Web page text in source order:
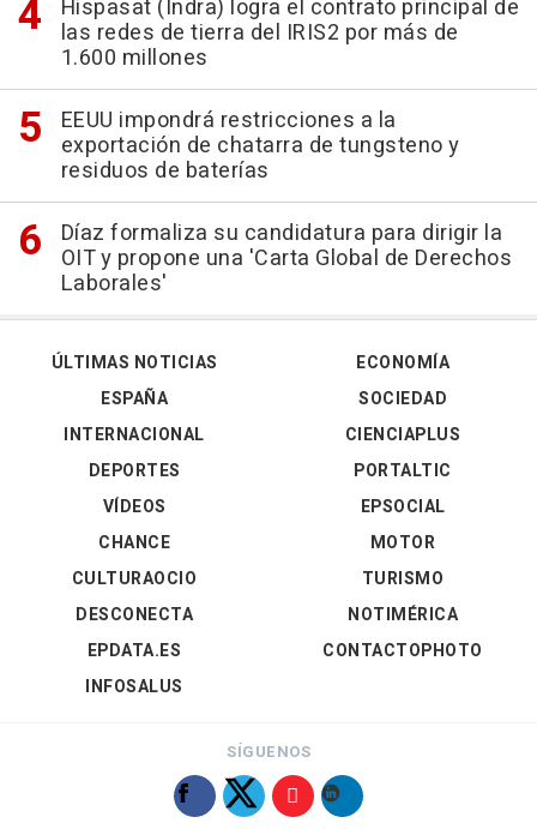
Hispasat (Indra) logra el contrato principal de
las redes de tierra del IRIS2 por más de
1.600 millones
EEUU impondrá restricciones a la
exportación de chatarra de tungsteno y
residuos de baterías
Díaz formaliza su candidatura para dirigir la
OIT y propone una 'Carta Global de Derechos
Laborales'
ÚLTIMAS NOTICIAS
ESPAÑA
INTERNACIONAL
DEPORTES
VÍDEOS
ECONOMÍA
SOCIEDAD
CIENCIAPLUS
PORTALTIC
EPSOCIAL
CHANCE
CULTURAOCIO
DESCONECTA
EPDATA.ES
INFOSALUS
MOTOR
TURISMO
NOTIMÉRICA
CONTACTOPHOTO
SÍGUENOS